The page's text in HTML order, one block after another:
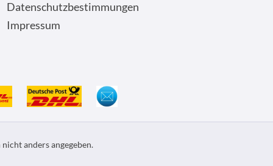
Datenschutzbestimmungen
Impressum
anders angegeben.